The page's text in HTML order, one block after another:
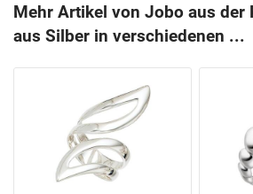
Mehr Artikel von Jobo aus der
aus Silber in verschiedenen ...